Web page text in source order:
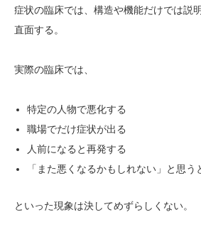
症状の臨床では、構造や機能だけでは説
直面する。
実際の臨床では、
特定の人物で悪化する
職場でだけ症状が出る
人前になると再発する
「また悪くなるかもしれない」と思う
といった現象は決してめずらしくない。